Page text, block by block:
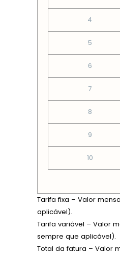
4
5
6
7
8
9
10
Tarifa fixa – Valor
aplicável).
Tarifa variável – Valor
sempre que aplicável).
Total da fatura – Valor